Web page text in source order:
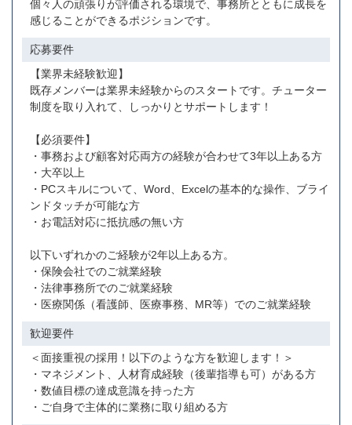
個々人の頑張りが評価される環境で、事務所とともに成長を
感じることができるポジションです。
応募要件
【業界未経験歓迎】
既存メンバーは業界未経験からのスタートです。チューター
制度を取り入れて、しっかりとサポートします！
【必須要件】
・事務および顧客対応両方の経験が合わせて3年以上ある方
・大卒以上
・PCスキルについて、Word、Excelの基本的な操作、ブライ
ンドタッチが可能な方
・お電話対応に抵抗感の無い方
以下いずれかのご経験が2年以上ある方。
・保険会社でのご就業経験
・法律事務所でのご就業経験
・医療関係（看護師、医療事務、MR等）でのご就業経験
歓迎要件
＜面接重視の採用！以下のような方を歓迎します！＞
・マネジメント、人材育成経験（後輩指導も可）がある方
・数値目標の達成意識を持った方
・ご自身で主体的に業務に取り組める方